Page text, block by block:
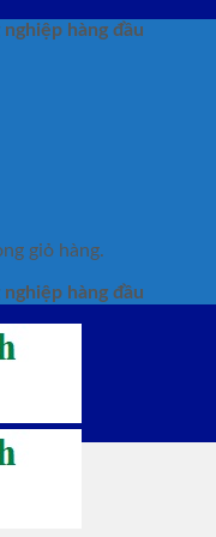
hàng đầu
giỏ hàng.
hàng đầu